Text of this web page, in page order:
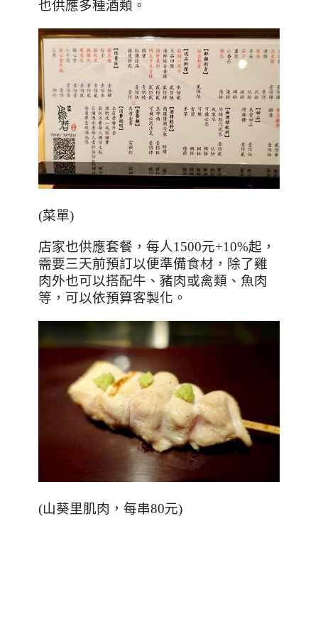
也供應多種酒類。
(菜單)
店家也供應套餐，每人1500元+10%起，
需要三天前預訂以便準備食材，除了雞
肉外也可以搭配牛、豬肉或禽類、魚肉
等，可以依預算客製化。
(山葵里肌肉，每串80元)